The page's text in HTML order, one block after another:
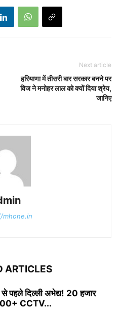
Next article
हरियाणा में तीसरी बार सरकार बनने पर
विज ने मनोहर लाल को क्यों दिया श्रेय,
जानिए
ARTICLES
पहले दिल्ली अभेद्य! 20 हजार
CCTV...